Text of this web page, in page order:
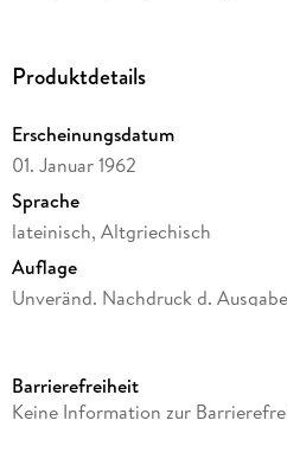
Produktdetails
Erscheinungsdatum
01. Januar 1962
Sprache
lateinisch, Altgriechisch
Auflage
Unveränd. Nachdruck d.
Reihe
Barrierefreiheit
Keine Information zur